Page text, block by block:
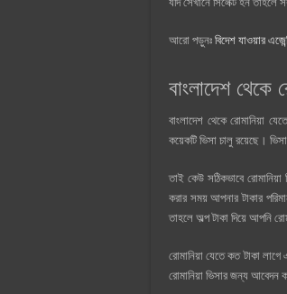
আরো পড়ুনঃ বিদেশ যাওয়ার
বাংলাদেশ থেকে
বাংলাদেশ থেকে রোমানিয়া
কয়েকটি ভিসা চালু রয়েছে।
তাই কেউ সঠিকভাবে রোমানিয়া
করার সময় আপনার টাকার
তাহলে অল্প টাকা দিয়ে আপনি
রোমানিয়া যেতে কত টাকা
রোমানিয়া ভিসার জন্য আবেদন